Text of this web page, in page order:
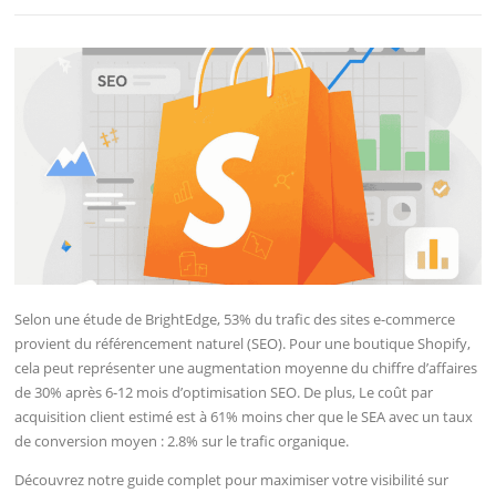
Selon une étude de BrightEdge, 53% du trafic des sites e-commerce
provient du référencement naturel (SEO). Pour une boutique Shopify,
cela peut représenter une augmentation moyenne du chiffre d’affaires
de 30% après 6-12 mois d’optimisation SEO. De plus, Le coût par
acquisition client estimé est à 61% moins cher que le SEA avec un taux
de conversion moyen : 2.8% sur le trafic organique.
Découvrez notre guide complet pour maximiser votre visibilité sur